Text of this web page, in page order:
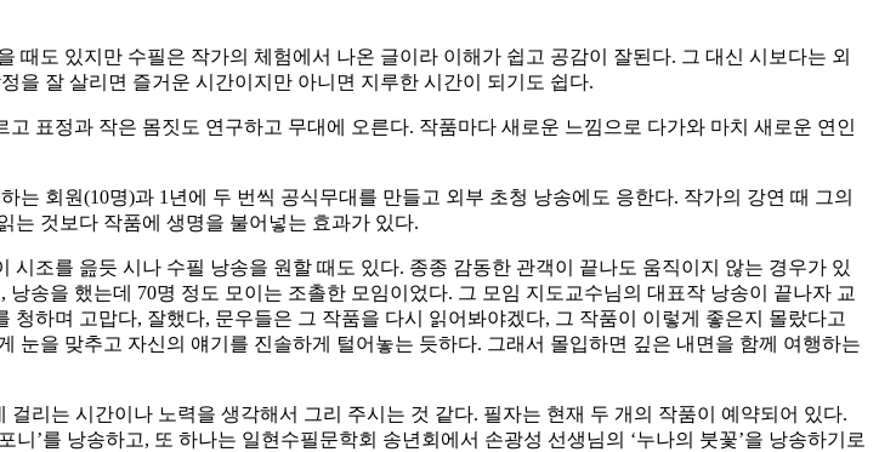
때도 있지만 수필은 작가의 체험에서 나온 글이라 이해가 쉽고 공감이 잘된다. 그 대신 시보다는 외
을 잘 살리면 즐거운 시간이지만 아니면 지루한 시간이 되기도 쉽다.
표정과 작은 몸짓도 연구하고 무대에 오른다. 작품마다 새로운 느낌으로 다가와 마치 새로운 연인
는 회원(10명)과 1년에 두 번씩 공식무대를 만들고 외부 초청 낭송에도 응한다. 작가의 강연 때 그의
는 것보다 작품에 생명을 불어넣는 효과가 있다.
시조를 읊듯 시나 수필 낭송을 원할 때도 있다. 종종 감동한 관객이 끝나도 움직이지 않는 경우가 있
송을 했는데 70명 정도 모이는 조촐한 모임이었다. 그 모임 지도교수님의 대표작 낭송이 끝나자 교
청하며 고맙다, 잘했다, 문우들은 그 작품을 다시 읽어봐야겠다, 그 작품이 이렇게 좋은지 몰랐다고
눈을 맞추고 자신의 얘기를 진솔하게 털어놓는 듯하다. 그래서 몰입하면 깊은 내면을 함께 여행하는
걸리는 시간이나 노력을 생각해서 그리 주시는 것 같다. 필자는 현재 두 개의 작품이 예약되어 있다.
’를 낭송하고, 또 하나는 일현수필문학회 송년회에서 손광성 선생님의 ‘누나의 붓꽃’을 낭송하기로